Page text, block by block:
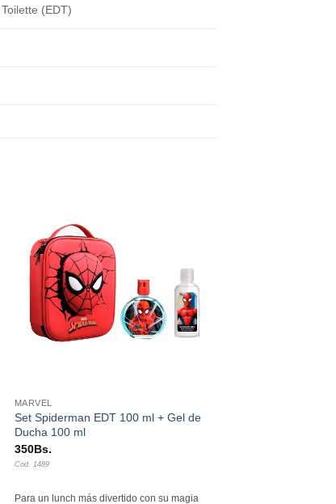
(EDT)
deseos
MARVEL
Set Spiderman EDT 100 ml + Gel de
Ducha 100 ml
350Bs.
Cod. 1489
Para un lunch más divertido con su magia